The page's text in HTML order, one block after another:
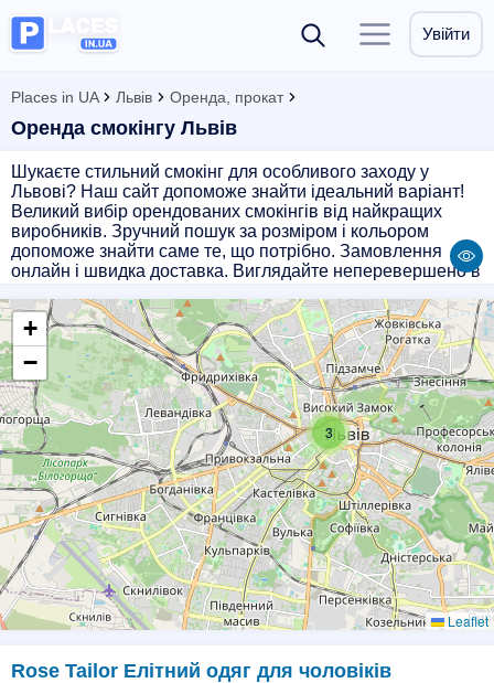
Увійти
Places in UA Львів Оренда, прокат
Оренда смокінгу Львів
Шукаєте стильний смокінг для особливого заходу у
Львові? Наш сайт допоможе знайти ідеальний варіант!
Великий вибір орендованих смокінгів від найкращих
виробників. Зручний пошук за розміром і кольором
допоможе знайти саме те, що потрібно. Замовлення
онлайн і швидка доставка. Виглядайте неперевершено в
3
+
−
Leaflet
Rose Tailor Елітний одяг для чоловіків